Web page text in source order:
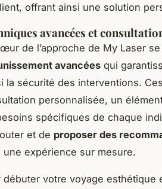
offrant ainsi une solution
avancées et
de l’approche de My Laser
avancées qui
la sécurité des interventions.
personnalisée, un
spécifiques de chaque
et de proposer des
une expérience sur mesure.
débuter votre voyage esthétique